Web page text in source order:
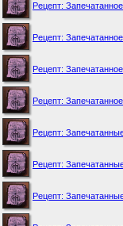
Рецепт:
Рецепт:
Рецепт:
Рецепт:
Рецепт:
Рецепт:
Рецепт: